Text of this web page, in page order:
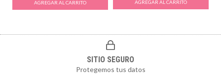
SITIO SEGURO
Protegemos tus datos